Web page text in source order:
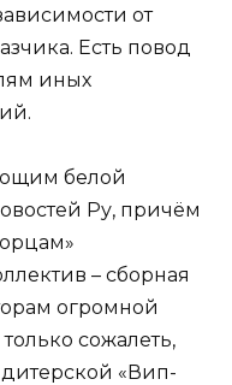
от
Есть повод
иных
белой
Ру, причём
– сборная
огромной
сожалеть,
«Вип-